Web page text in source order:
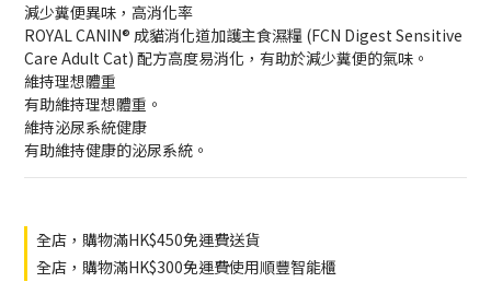
減少糞便異味，高消化率
ROYAL CANIN® 成貓消化道加護主食濕糧 (FCN Digest Sensitive
Care Adult Cat) 配方高度易消化，有助於減少糞便的氣味。
維持理想體重
有助維持理想體重。
維持泌尿系統健康
有助維持健康的泌尿系統。
全店，購物滿HK$450免運費送貨
全店，購物滿HK$300免運費使用順豐智能櫃